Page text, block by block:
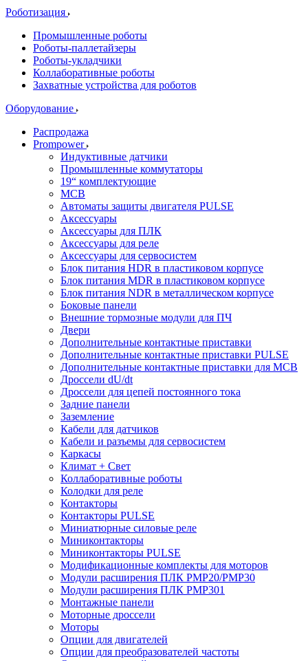
Роботизация
Промышленные роботы
Роботы-паллетайзеры
Роботы-укладчики
Коллаборативные роботы
Захватные устройства для роботов
Оборудование
Распродажа
Prompower
Индуктивные датчики
Промышленные коммутаторы
19“ комплектующие
MCB
Автоматы защиты двигателя PULSE
Аксессуары
Аксессуары для ПЛК
Аксессуары для реле
Аксессуары для сервосистем
Блок питания HDR в пластиковом корпусе
Блок питания MDR в пластиковом корпусе
Блок питания NDR в металлическом корпусе
Боковые панели
Внешние тормозные модули для ПЧ
Двери
Дополнительные контактные приставки
Дополнительные контактные приставки PULSE
Дополнительные контактные приставки для MCB
Дроссели dU/dt
Дроссели для цепей постоянного тока
Задние панели
Заземление
Кабели для датчиков
Кабели и разъемы для сервосистем
Каркасы
Климат + Свет
Коллаборативные роботы
Колодки для реле
Контакторы
Контакторы PULSE
Миниатюрные силовые реле
Миниконтакторы
Миниконтакторы PULSE
Модификационные комплекты для моторов
Модули расширения ПЛК PMP20/PMP30
Модули расширения ПЛК PMP301
Монтажные панели
Моторные дроссели
Моторы
Опции для двигателей
Опции для преобразователей частоты